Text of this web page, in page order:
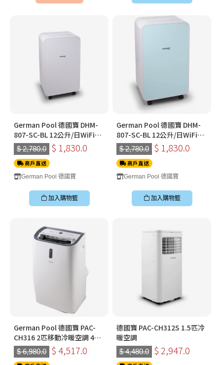
German Pool 德國寶 DHM-
807-SC-BL 12公升/日WiFi智
能 空氣淨化抽濕機 (白色)
$ 2,780.0 $ 1,830.0
商戶直送
German Pool 德國寶
加入購物籃
German Pool 德國寶 DHM-
807-SC-BL 12公升/日WiFi智
能 空氣淨化抽濕機 (藍色)
$ 2,780.0 $ 1,830.0
商戶直送
German Pool 德國寶
加入購物籃
German Pool 德國寶 PAC-
CH316 2匹移動冷暖空調 4合
1 + 遙控
$ 6,980.0 $ 4,517.0
德國寶 PAC-CH312S 1.5匹冷
暖空調
$ 4,480.0 $ 2,947.0